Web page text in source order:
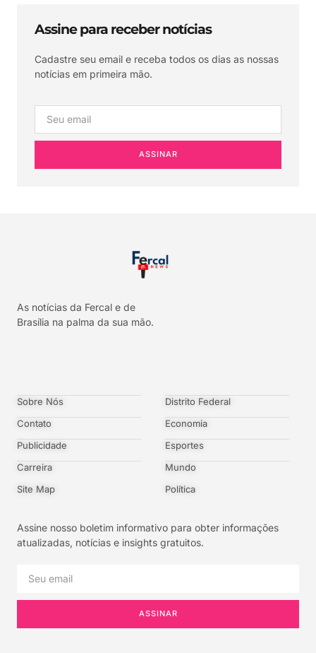
Assine para receber notícias
Cadastre seu email e receba todos os dias as nossas
notícias em primeira mão.
ASSINAR
As notícias da Fercal e de
Brasília na palma da sua mão.
Sobre Nós
Contato
Publicidade
Carreira
Site Map
Distrito Federal
Economia
Esportes
Mundo
Política
Assine nosso boletim informativo para obter informações
atualizadas, notícias e insights gratuitos.
ASSINAR